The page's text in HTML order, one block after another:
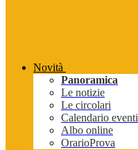
Novità
Panoramica
Le notizie
Le circolari
Calendario eventi
Albo online
OrarioProva